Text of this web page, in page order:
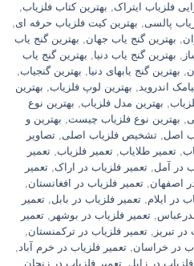
فلزیاب ایتراک, بهترین کتاب فلزیاب,
پالسی, بهترین کیت فلزیاب حرفه ای,
, بهترین گنج یاب جهان, بهترین گنج یاب
, بهترین گنج یاب دنیا, بهترین گنج یاب
, بهترین گنج یابهای دنیا, بهترین گنجیاب,
اندروید, بهترین لوپ فلزیاب, بهترین
, بهترین مدل فلزیاب, بهترین نوع
, بهترین نوع فلزیاب چیست, بهترین و
اصل,تشخیص فلزیاب اصلی,تصاویر
,تعمیر طلایاب,تعمیر فلزیاب,تعمیر
در آمل,تعمیر فلزیاب در اراک,تعمیر
اصفهان,تعمیر فلزیاب در افغانستان,
در ایلام, تعمیر فلزیاب در بابل, تعمیر
,تعمیر فلزیاب در بوشهر ,تعمیر
تبریز , تعمیر فلزیاب در ترکمنستان,
در خراسان, تعمیر فلزیاب در خرم آباد,
در زابل, تعمیر فلزیاب در زنجان,